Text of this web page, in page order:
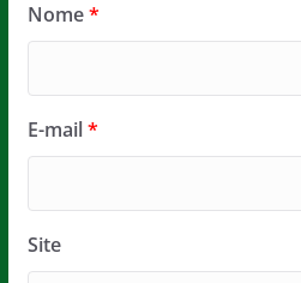
Nome*
E-mail*
Site